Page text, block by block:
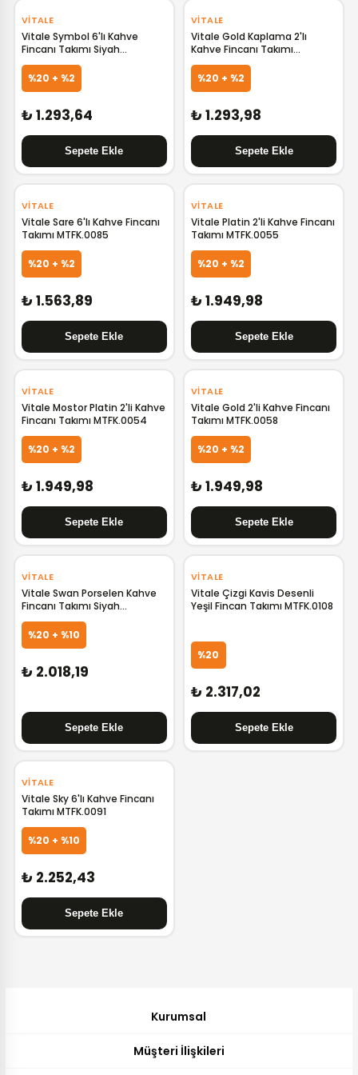
VITALE
Vitale Symbol 6'lı Kahve
Fincanı Takımı Siyah
MTFK.0049
%20 + %2
₺ 1.293,64
VITALE
Vitale Gold Kaplama 2'lı
Kahve Fincanı Takımı
MTFK.0038-9
%20 + %2
₺ 1.293,98
VITALE
Vitale Sare 6'lı Kahve Fincanı
Takımı MTFK.0085
%20 + %2
₺ 1.563,89
VITALE
Vitale Platin 2'li Kahve Fincanı
Takımı MTFK.0055
%20 + %2
₺ 1.949,98
VITALE
Vitale Mostor Platin 2'li Kahve
Fincanı Takımı MTFK.0054
%20 + %2
₺ 1.949,98
VITALE
Vitale Gold 2'li Kahve Fincanı
Takımı MTFK.0058
%20 + %2
₺ 1.949,98
VITALE
Vitale Swan Porselen Kahve
Fincanı Takımı Siyah
MTFK.0145
%20 + %10
₺ 2.018,19
VITALE
Vitale Çizgi Kavis Desenli
Yeşil Fincan Takımı MTFK.0108
%20
₺ 2.317,02
VITALE
Vitale Sky 6'lı Kahve Fincanı
Takımı MTFK.0091
%20 + %10
₺ 2.252,43
Kurumsal
Müşteri İlişkileri